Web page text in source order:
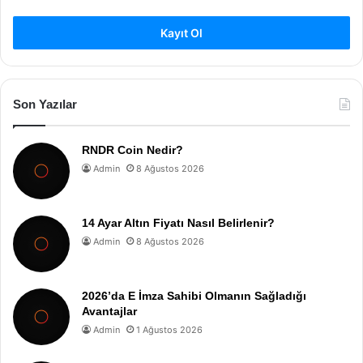
Kayıt Ol
Son Yazılar
RNDR Coin Nedir?
Admin 8 Ağustos 2026
14 Ayar Altın Fiyatı Nasıl Belirlenir?
Admin 8 Ağustos 2026
2026’da E İmza Sahibi Olmanın Sağladığı
Avantajlar
Admin 1 Ağustos 2026